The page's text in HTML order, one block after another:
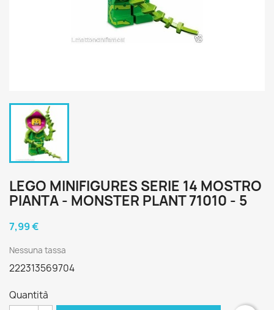
LEGO MINIFIGURES SERIE 14 MOSTRO
PIANTA - MONSTER PLANT 71010 - 5
7,99 €
Nessuna tassa
222313569704
Quantità